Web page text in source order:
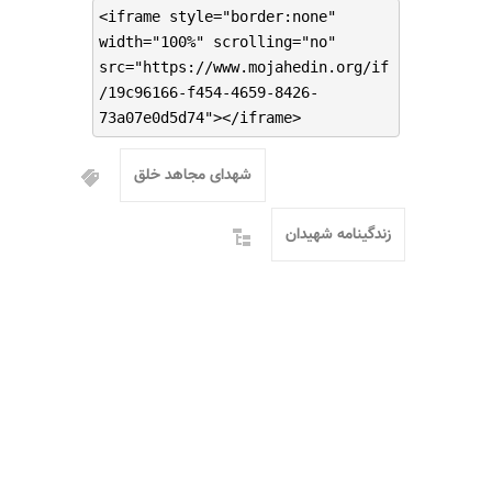
<iframe style="border:none"
width="100%" scrolling="no"
src="https://www.mojahedin.org/if
/19c96166-f454-4659-8426-
73a07e0d5d74"></iframe>
شهدای مجاهد خلق
زندگینامه شهیدان